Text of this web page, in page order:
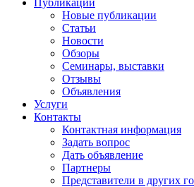
Публикации
Новые публикации
Статьи
Новости
Обзоры
Семинары, выставки
Отзывы
Объявления
Услуги
Контакты
Контактная информация
Задать вопрос
Дать объявление
Партнеры
Представители в других